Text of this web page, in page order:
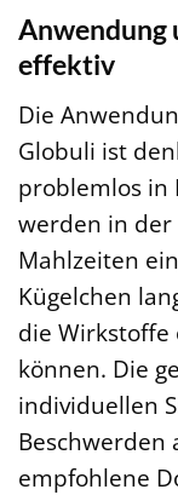
Anwendung
effektiv
Die
Globuli ist
problemlos in
werden in der
Mahlzeiten
Kügelchen
die
können. Die
individuellen
Beschwerden
empfohlene